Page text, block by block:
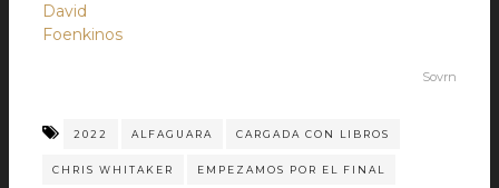
David
Foenkinos
Sovrn
2022 ALFAGUARA CARGADA CON LIBROS
CHRIS WHITAKER EMPEZAMOS POR EL FINAL